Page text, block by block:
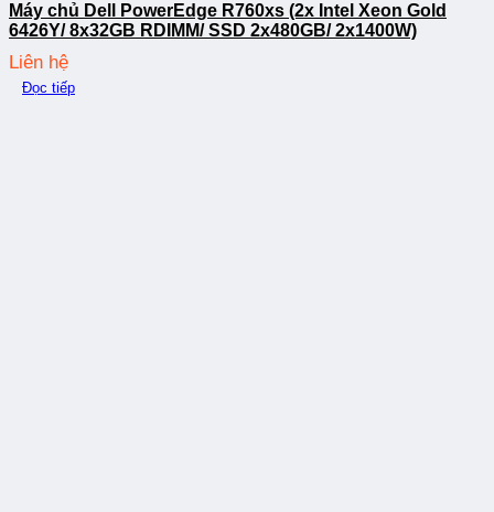
Máy chủ Dell PowerEdge R760xs (2x Intel Xeon Gold
6426Y/ 8x32GB RDIMM/ SSD 2x480GB/ 2x1400W)
Liên hệ
Đọc tiếp